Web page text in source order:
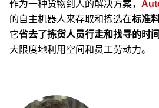
作为一种货物到人的解决方案，
的自主机器人来存取和拣选在标准
它省去了拣货人员行走和找寻的时间
大限度地利用空间和员工劳动力。